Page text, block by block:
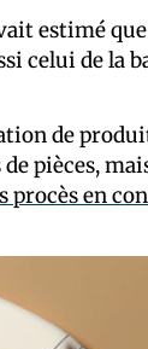
estimé
celui de la
de
pièces,
procès en